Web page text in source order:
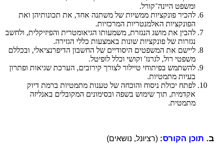
ומשפט היינה־קורל.
להכיר פונקציות ממשיות של משתנה אחד, את תכונותיהן ואת
הפונקציות האלמנטריות המרכזיות.
להבין את מושג הנגזרת, משמעותו הגיאומטרית והפיזיקלית, ולחשב
נגזרות של פונקציות שונות באמצעות כללי הגזירה.
ליישם את המשפטים היסודיים של החשבון הדיפרנציאלי, ובכללם
משפטי רול, לגרנז' וקושי וכלל לופיטל.
להשתמש בפיתוחי טיילור לצורך קירובים, הערכת שגיאות ופתרון
בעיות מתמטיות.
לפתח יכולת ניסוח והוכחה של טענות מתמטיות ברמת דיוק
אקדמית, תוך שימוש בשפה ובסימונים המקובלים באנליזה
מתמטית.
ב. תוכן הקורס: (רציונל, נושאים)